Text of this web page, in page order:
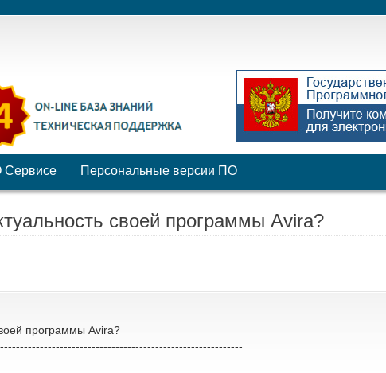
Сервисе Персональные версии ПО
своей программы Avira?
программы Avira?